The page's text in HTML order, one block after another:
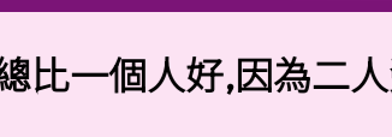
個人好,因為二人勞